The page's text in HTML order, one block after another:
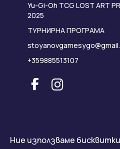
Ние използваме
Yu-Gi-Oh TCG LOST ART
2025
ТУРНИРНА ПРОГРАМА
+359885513107